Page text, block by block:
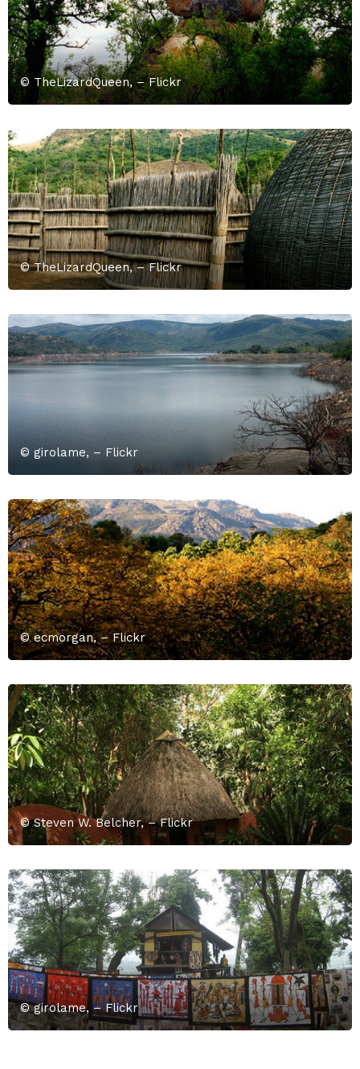
© TheLizardQueen, – Flickr
© TheLizardQueen, – Flickr
© girolame, – Flickr
© ecmorgan, – Flickr
© Steven W. Belcher, – Flickr
© girolame, – Flickr